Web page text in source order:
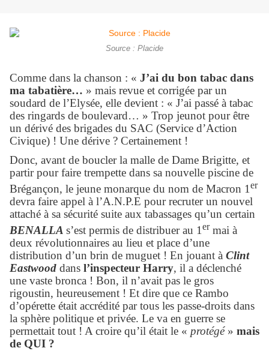
Source : Placide
Comme dans la chanson : « J’ai du bon tabac dans
ma tabatière… » mais revue et corrigée par un
soudard de l’Elysée, elle devient : « J’ai passé à tabac
des ringards de boulevard… » Trop jeunot pour être
un dérivé des brigades du SAC (Service d’Action
Civique) ! Une dérive ? Certainement !
Donc, avant de boucler la malle de Dame Brigitte, et
partir pour faire trempette dans sa nouvelle piscine de
Brégançon, le jeune monarque du nom de Macron 1 er
devra faire appel à l’A.N.P.E pour recruter un nouvel
attaché à sa sécurité suite aux tabassages qu’un certain
BENALLA s’est permis de distribuer au 1ermai à
deux révolutionnaires au lieu et place d’une
distribution d’un brin de muguet ! En jouant à Clint
Eastwood dans l’inspecteur Harry, il a déclenché
une vaste bronca ! Bon, il n’avait pas le gros
rigoustin, heureusement ! Et dire que ce Rambo
d’opérette était accrédité par tous les passe-droits dans
la sphère politique et privée. Le va en guerre se
permettait tout ! A croire qu’il était le « protégé» mais
de QUI ?